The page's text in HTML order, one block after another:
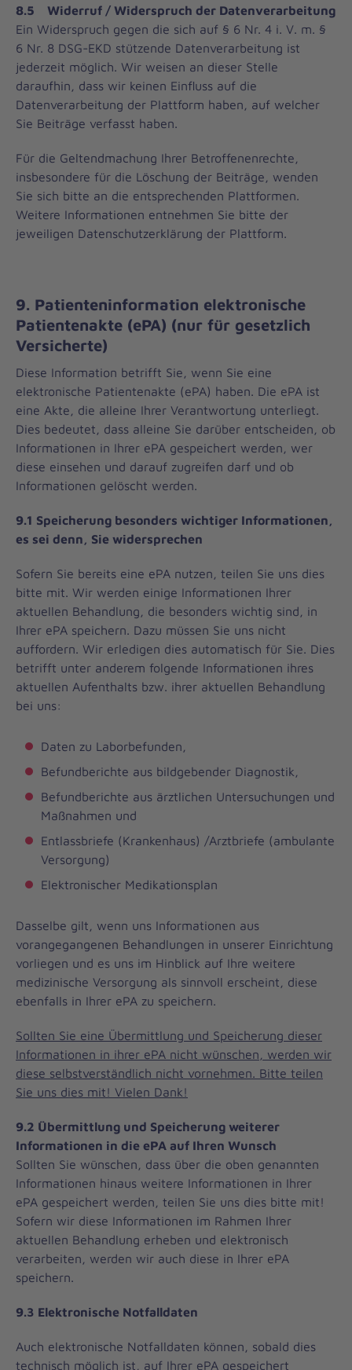
8.5 Widerruf / Widerspruch der Datenverarbeitung
Ein Widerspruch gegen die sich auf § 6 Nr. 4 i. V. m. §
6 Nr. 8 DSG-EKD stützende Datenverarbeitung ist
jederzeit möglich. Wir weisen an dieser Stelle
daraufhin, dass wir keinen Einfluss auf die
Datenverarbeitung der Plattform haben, auf welcher
Sie Beiträge verfasst haben.
Für die Geltendmachung Ihrer Betroffenenrechte,
insbesondere für die Löschung der Beiträge, wenden
Sie sich bitte an die entsprechenden Plattformen.
Weitere Informationen entnehmen Sie bitte der
jeweiligen Datenschutzerklärung der Plattform.
9. Patienteninformation elektronische
Patientenakte (ePA) (nur für gesetzlich
Versicherte)
Diese Information betrifft Sie, wenn Sie eine
elektronische Patientenakte (ePA) haben. Die ePA ist
eine Akte, die alleine Ihrer Verantwortung unterliegt.
Dies bedeutet, dass alleine Sie darüber entscheiden, ob
Informationen in Ihrer ePA gespeichert werden, wer
diese einsehen und darauf zugreifen darf und ob
Informationen gelöscht werden.
9.1 Speicherung besonders wichtiger Informationen,
es sei denn, Sie widersprechen
Sofern Sie bereits eine ePA nutzen, teilen Sie uns dies
bitte mit. Wir werden einige Informationen Ihrer
aktuellen Behandlung, die besonders wichtig sind, in
Ihrer ePA speichern. Dazu müssen Sie uns nicht
auffordern. Wir erledigen dies automatisch für Sie. Dies
betrifft unter anderem folgende Informationen ihres
aktuellen Aufenthalts bzw. ihrer aktuellen Behandlung
bei uns:
Daten zu Laborbefunden,
Befundberichte aus bildgebender Diagnostik,
Befundberichte aus ärztlichen Untersuchungen und
Maßnahmen und
Entlassbriefe (Krankenhaus) /Arztbriefe (ambulante
Versorgung)
Elektronischer Medikationsplan
Dasselbe gilt, wenn uns Informationen aus
vorangegangenen Behandlungen in unserer Einrichtung
vorliegen und es uns im Hinblick auf Ihre weitere
medizinische Versorgung als sinnvoll erscheint, diese
ebenfalls in Ihrer ePA zu speichern.
Sollten Sie eine Übermittlung und Speicherung dieser
Informationen in ihrer ePA nicht wünschen, werden wir
diese selbstverständlich nicht vornehmen. Bitte teilen
Sie uns dies mit! Vielen Dank!
9.2 Übermittlung und Speicherung weiterer
Informationen in die ePA auf Ihren Wunsch
Sollten Sie wünschen, dass über die oben genannten
Informationen hinaus weitere Informationen in Ihrer
ePA gespeichert werden, teilen Sie uns dies bitte mit!
Sofern wir diese Informationen im Rahmen Ihrer
aktuellen Behandlung erheben und elektronisch
verarbeiten, werden wir auch diese in Ihrer ePA
speichern.
9.3 Elektronische Notfalldaten
Auch elektronische Notfalldaten können, sobald dies
technisch möglich ist, auf Ihrer ePA gespeichert